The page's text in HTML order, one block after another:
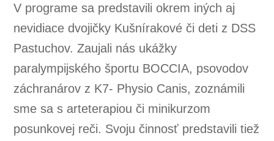
V programe sa predstavili okrem iných aj
nevidiace dvojičky Kušnírakové či deti z DSS
Pastuchov. Zaujali nás ukážky
paralympijského športu BOCCIA, psovodov
záchranárov z K7- Physio Canis, zoznámili
sme sa s arteterapiou či minikurzom
posunkovej reči. Svoju činnosť predstavili tiež